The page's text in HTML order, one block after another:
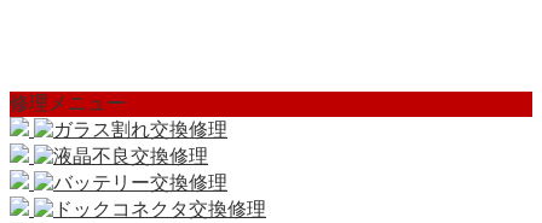
修理メニュー